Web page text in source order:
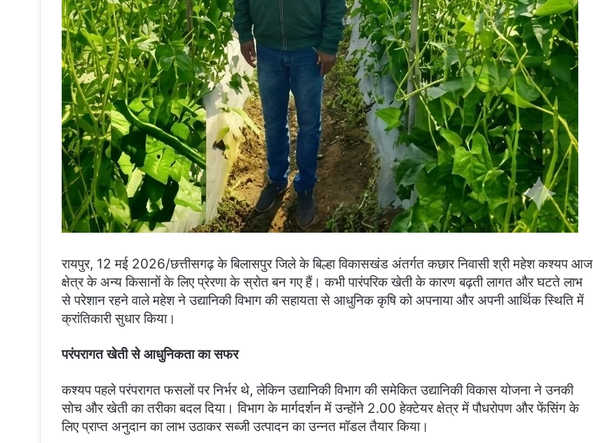
रायपुर, 12 मई 2026/छत्तीसगढ़ के बिलासपुर जिले के बिल्हा विकासखंड अंतर्गत कछार निवासी श्री महेश कश्यप आज
क्षेत्र के अन्य किसानों के लिए प्रेरणा के स्रोत बन गए हैं। कभी पारंपरिक खेती के कारण बढ़ती लागत और घटते लाभ
से परेशान रहने वाले महेश ने उद्यानिकी विभाग की सहायता से आधुनिक कृषि को अपनाया और अपनी आर्थिक स्थिति में
क्रांतिकारी सुधार किया।
परंपरागत खेती से आधुनिकता का सफर
कश्यप पहले परंपरागत फसलों पर निर्भर थे, लेकिन उद्यानिकी विभाग की समेकित उद्यानिकी विकास योजना ने उनकी
सोच और खेती का तरीका बदल दिया। विभाग के मार्गदर्शन में उन्होंने 2.00 हेक्टेयर क्षेत्र में पौधरोपण और फेंसिंग के
लिए प्राप्त अनुदान का लाभ उठाकर सब्जी उत्पादन का उन्नत मॉडल तैयार किया।